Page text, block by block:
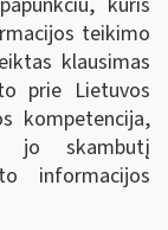
teikimo
klausimas
prie Lietuvos
kompetencija,
jo skambutį
informacijos